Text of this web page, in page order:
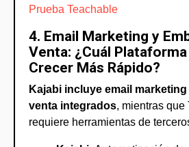
Prueba Teachable
4. Email Marketing y
Venta: ¿Cuál Plataforma
Crecer Más Rápido?
Kajabi incluye email
venta integrados, mientras que
requiere herramientas de